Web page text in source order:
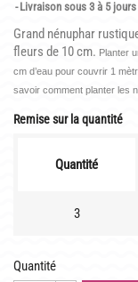
HISTOIRE
LATOUR-MARLIAC
CLAUDE MONET
BIOGRAPHIE DE 1908
LES BAMBOUS
CONSEILS
DE PLANTATION
Livraison sous 3 à 5 jours
Grand nénuphar
fleurs de 10 cm. Planter
cm d’eau pour couvrir 1
savoir comment planter les
Remise sur la quantité
Quantité
3
Quantité